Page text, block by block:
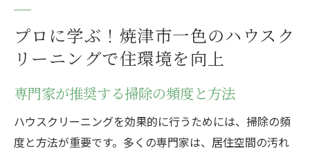
プロに学ぶ！焼津市一色のハウスク
リーニングで住環境を向上
専門家が推奨する掃除の頻度と方法
ハウスクリーニングを効果的に行うためには、掃除の頻
度と方法が重要です。多くの専門家は、居住空間の汚れ